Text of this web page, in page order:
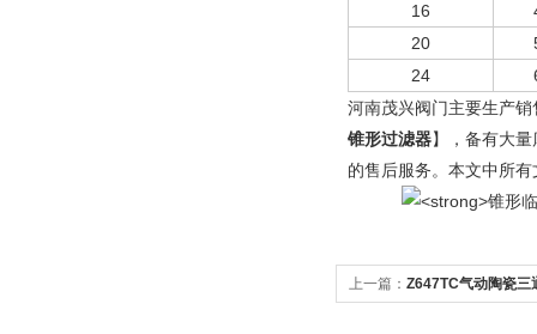
16
20
24
河南茂兴阀门主要生产销
锥形过滤器】，备有大
的售后服务。本文中所
上一篇： Z647TC气动陶瓷三